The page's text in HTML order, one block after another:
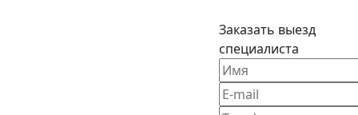
Заказать выезд
специалиста